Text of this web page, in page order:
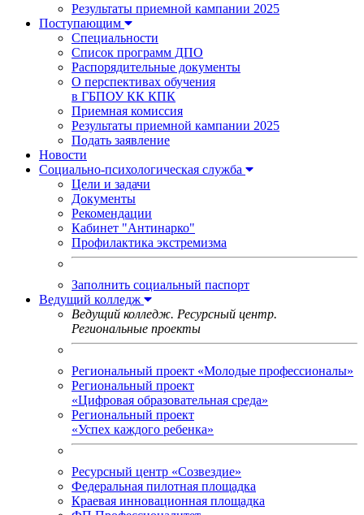
Результаты приемной кампании 2025
Поступающим
Специальности
Список программ ДПО
Распорядительные документы
О перспективах обучения
в ГБПОУ КК КПК
Приемная комиссия
Результаты приемной кампании 2025
Подать заявление
Новости
Социально-психологическая служба
Цели и задачи
Документы
Рекомендации
Кабинет "Антинарко"
Профилактика экстремизма
Заполнить социальный паспорт
Ведущий колледж
Ведущий колледж. Ресурсный центр.
Региональные проекты
Региональный проект «Молодые профессионалы»
Региональный проект
«Цифровая образовательная среда»
Региональный проект
«Успех каждого ребенка»
Ресурсный центр «Созвездие»
Федеральная пилотная площадка
Краевая инновационная площадка